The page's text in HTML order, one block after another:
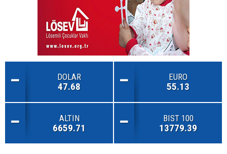
DOLAR
47.68
EURO
55.13
ALTIN
6659.71
BIST 100
13779.39